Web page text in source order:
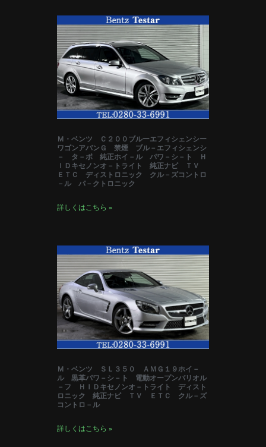
Ｍ・ベンツ Ｃ２００ブルーエフィシェンシー
ワゴンアバンＧ 禁煙 ブル－エフィシェンシ
－ タ－ボ 純正ホイ－ル パワ－シ－ト Ｈ
ＩＤキセノンオ－トライト 純正ナビ ＴＶ
ＥＴＣ ディストロニック クル－ズコントロ
－ル パ－クトロニック
詳しくはこちら »
Ｍ・ベンツ ＳＬ３５０ ＡＭＧ１９ホイ－
ル 黒革パワ－シ－ト 電動オープンバリオル
－フ ＨＩＤキセノンオ－トライト ディスト
ロニック 純正ナビ ＴＶ ＥＴＣ クル－ズ
コントロ－ル
詳しくはこちら »